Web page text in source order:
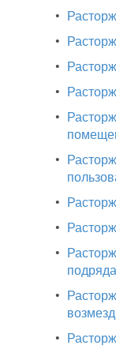
•
•
•
•
•
•
•
•
•
подряда
•
•